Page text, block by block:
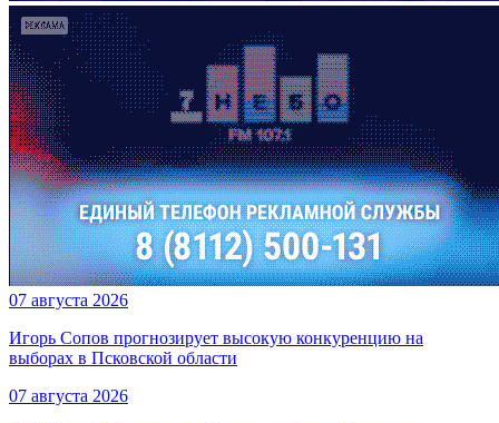
07 августа 2026
Игорь Сопов прогнозирует высокую конкуренцию на
выборах в Псковской области
07 августа 2026